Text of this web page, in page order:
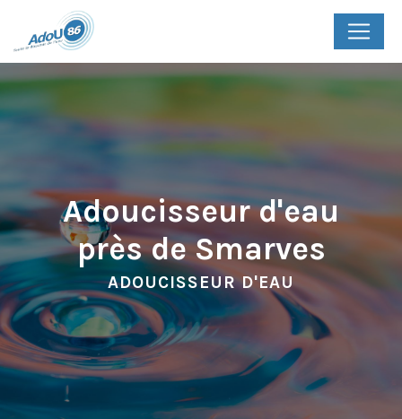
Adoucisseur d'eau
près de Smarves
ADOUCISSEUR D'EAU
Panneau de gestion des cookies